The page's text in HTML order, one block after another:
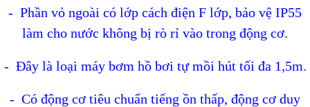
- Phần vỏ ngoài có lớp cách điện F lớp, bảo vệ IP55
làm cho nước không bị rò rỉ vào trong động cơ.
- Đây là loại máy bơm hồ bơi tự mồi hút tối đa 1,5m.
- Có động cơ tiêu chuẩn tiếng ồn thấp, động cơ duy